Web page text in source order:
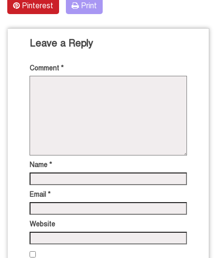
Pinterest Print
Leave a Reply
Comment *
Name *
Email *
Website